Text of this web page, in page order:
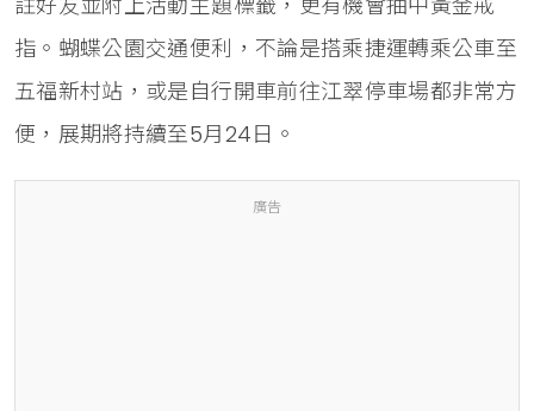
指。蝴蝶公園交通便利，不論是搭乘捷運轉乘公車至
五福新村站，或是自行開車前往江翠停車場都非常方
便，展期將持續至5月24日。
廣告